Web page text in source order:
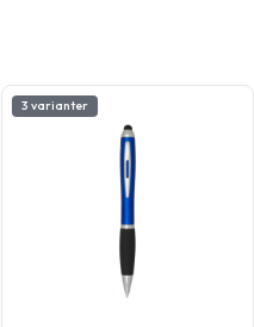
3 varianter